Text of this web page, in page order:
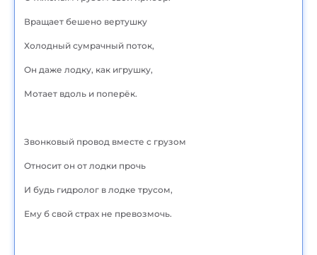
Вращает бешено вертушку
Холодный сумрачный поток,
Он даже лодку, как игрушку,
Мотает вдоль и поперёк.
Звонковый провод вместе с грузом
Относит он от лодки прочь
И будь гидролог в лодке трусом,
Ему б свой страх не превозмочь.